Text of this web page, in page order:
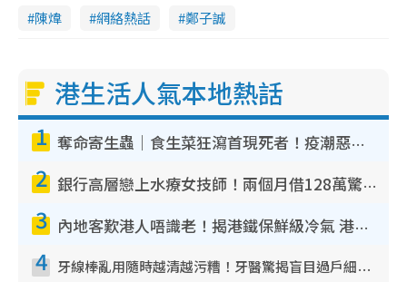
陳煒
網絡熱話 鄭子誠
港生活人氣本地熱話
1 奪命寄生蟲｜食生菜狂瀉首現死者！疫潮惡化錄1.8萬宗病例 揭洗菜3大謬誤
2 銀行高層戀上水療女技師！兩個月借128萬驚覺「沉船」沉落火海 揭背後疑似邪教操控賣淫
3 內地客歎港人唔識老！揭港鐵保鮮級冷氣 港人求放過：咪投訴
4 牙線棒亂用隨時越清越污糟！牙醫驚揭盲目過戶細菌恐致蛀牙：呢種先係日常真保養